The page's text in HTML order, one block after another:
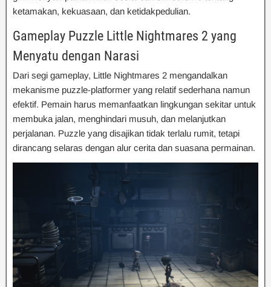
ketamakan, kekuasaan, dan ketidakpedulian.
Gameplay Puzzle Little Nightmares 2 yang
Menyatu dengan Narasi
Dari segi gameplay, Little Nightmares 2 mengandalkan
mekanisme puzzle-platformer yang relatif sederhana namun
efektif. Pemain harus memanfaatkan lingkungan sekitar untuk
membuka jalan, menghindari musuh, dan melanjutkan
perjalanan. Puzzle yang disajikan tidak terlalu rumit, tetapi
dirancang selaras dengan alur cerita dan suasana permainan.